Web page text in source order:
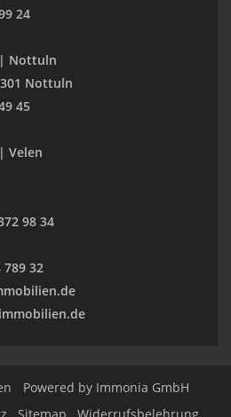
24
| Nottuln
Nottuln
45
Velen
98 34
32
Powered by Immonia GmbH